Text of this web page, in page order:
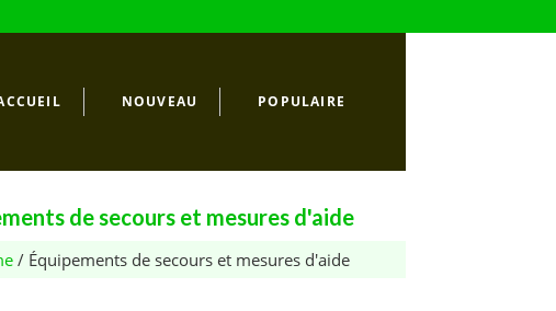
NOUVEAU POPULAIRE
de secours et mesures d'aide
/ Équipements de secours et mesures d'aide